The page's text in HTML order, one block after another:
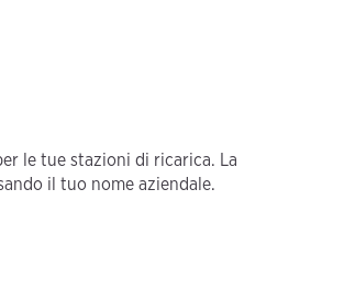
le tue stazioni di ricarica. La
il tuo nome aziendale.